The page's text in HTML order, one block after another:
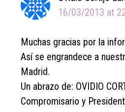
16/03/2013 at
Muchas gracias por la
Así se engrandece a
Madrid.
Un abrazo de: OVIDIO
Compromisario y